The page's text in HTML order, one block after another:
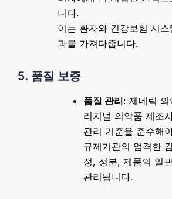
니다.
이는 환자와 건강보험 시
과를 가져다줍니다.
5. 품질 보증
품질 관리: 제네릭
리지널 의약품 제조
관리 기준을 준수해
규제기관의 엄격한
정, 성분, 제품의 일
관리됩니다.